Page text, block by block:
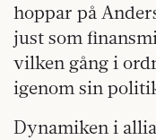
hoppar på
just som
vilken gång i
igenom sin
Dynamiken i